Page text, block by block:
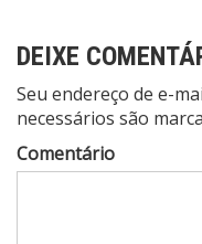
DEIXE
Seu endereço de e-
necessários são
Comentário